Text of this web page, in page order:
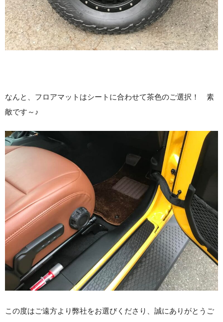
なんと、フロアマットはシートに合わせて茶色のご選択！ 素
敵です～♪
この度はご遠方より弊社をお選びくださり、誠にありがとうご